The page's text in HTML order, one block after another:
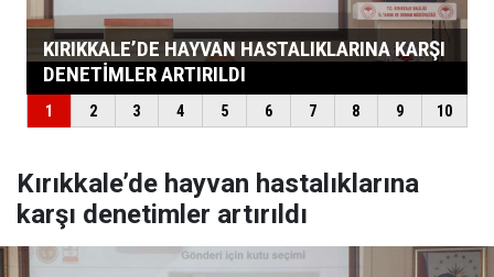
Kırıkkale’de hayvan hastalıklarına
karşı denetimler artırıldı